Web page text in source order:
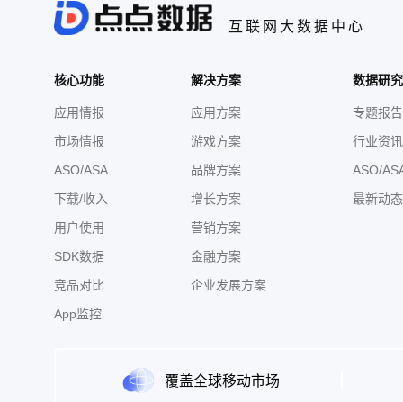
互联网大数据中心
核心功能
应用情报
市场情报
ASO/ASA
下载/收入
用户使用
SDK数据
竞品对比
App监控
解决方案
应用方案
游戏方案
品牌方案
增长方案
营销方案
金融方案
企业发展方案
数据研
专题报告
行业资讯
ASO/
最新动态
覆盖全球移动市场